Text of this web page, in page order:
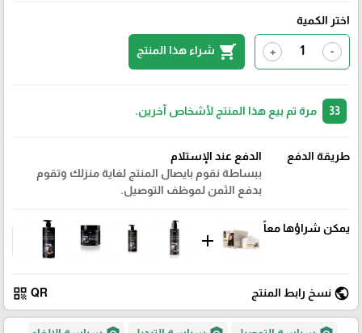
اختر الكمية
-
+
shopping_cart شراء هذا المنتج
مرة تم بيع هذا المنتج لأشخاص آخرين.
طريقة الدفع
الدفع عند الإستلام
ببساطة نقوم بايصال المنتج لغاية منزلك وتقوم
بدفع الثمن لموظف التوصيل.
يمكن شراؤها معاً
add
public نسخ رابط المنتج QR
qr_code